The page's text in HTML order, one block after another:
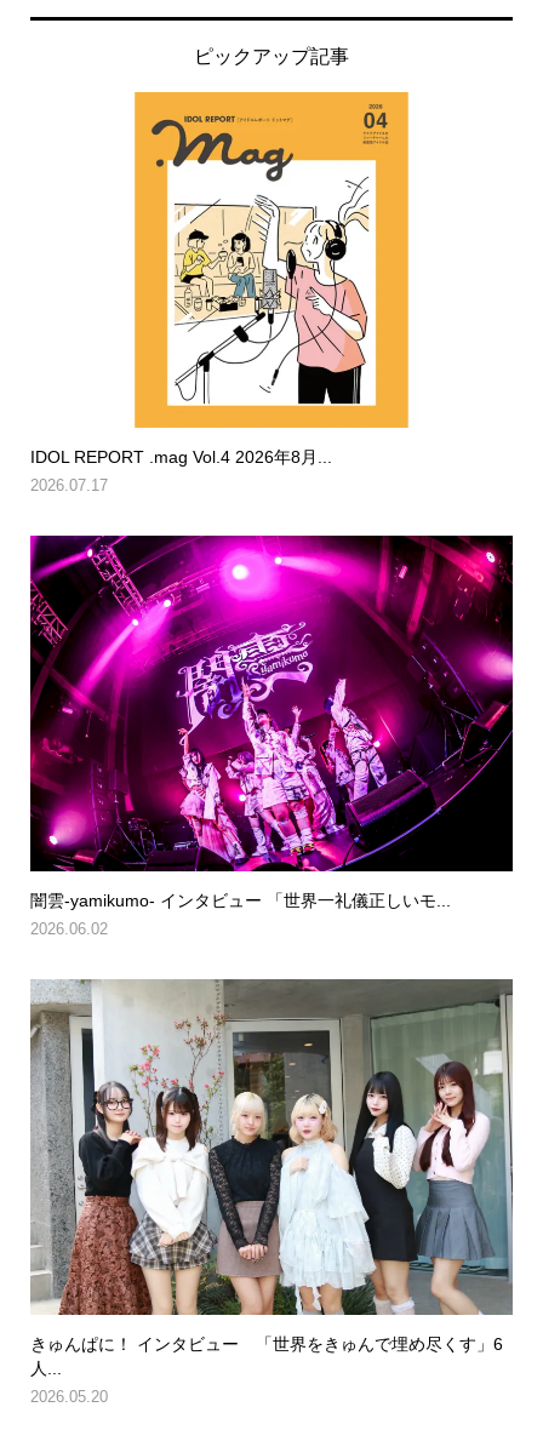
ピックアップ記事
IDOL REPORT .mag Vol.4 2026年8月...
2026.07.17
闇雲-yamikumo- インタビュー 「世界一礼儀正しいモ...
2026.06.02
きゅんぱに！ インタビュー 「世界をきゅんで埋め尽くす」6
人...
2026.05.20